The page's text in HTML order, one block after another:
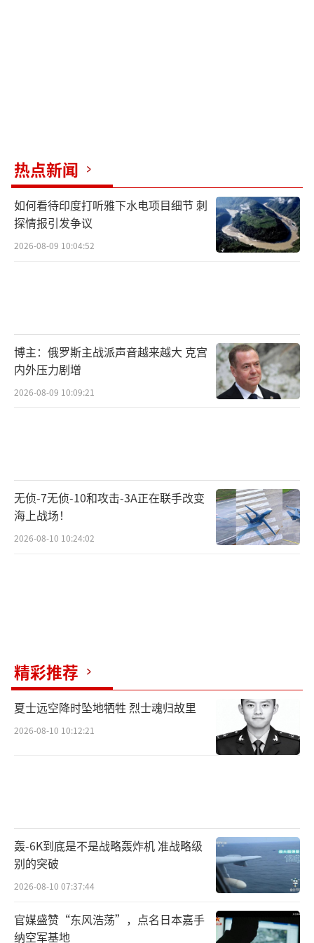
热点新闻
如何看待印度打听雅下水电项目细节 刺
探情报引发争议
2026-08-09 10:04:52
博主：俄罗斯主战派声音越来越大 克宫
内外压力剧增
2026-08-09 10:09:21
无侦-7无侦-10和攻击-3A正在联手改变
海上战场！
2026-08-10 10:24:02
精彩推荐
夏士远空降时坠地牺牲 烈士魂归故里
2026-08-10 10:12:21
轰-6K到底是不是战略轰炸机 准战略级
别的突破
2026-08-10 07:37:44
官媒盛赞“东风浩荡”，点名日本嘉手
纳空军基地